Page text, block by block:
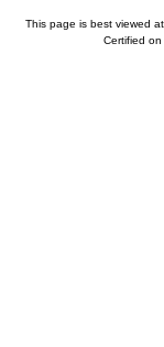
This page is best viewed
Certified on